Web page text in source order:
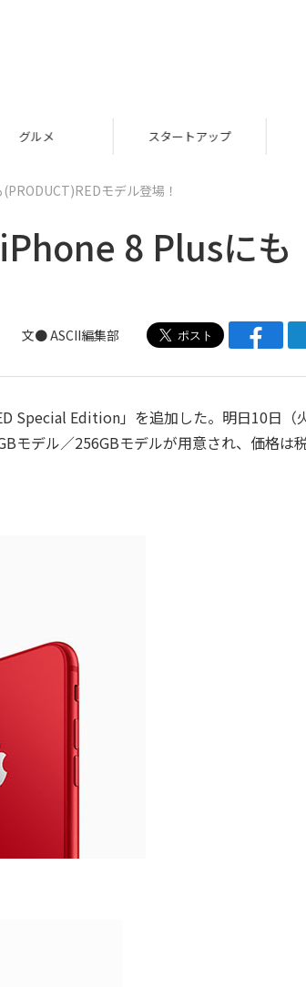
グルメ スタートアップ
モデル登場！
8 Plusにも
文● ASCII編集部
Special Edition」を追加した。明日10日（
モデル／256GBモデルが用意され、価格は